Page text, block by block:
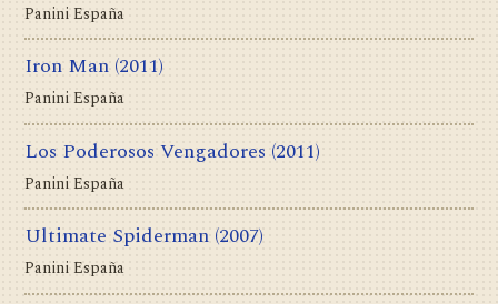
Panini España
Iron Man (2011)
Panini España
Los Poderosos Vengadores (2011)
Panini España
Ultimate Spiderman (2007)
Panini España